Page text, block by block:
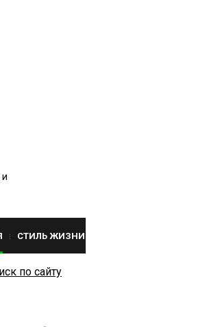
СТИЛЬ ЖИЗНИ
по сайту